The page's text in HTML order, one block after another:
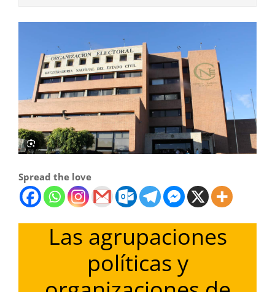
Spread the love
Las agrupaciones
políticas y